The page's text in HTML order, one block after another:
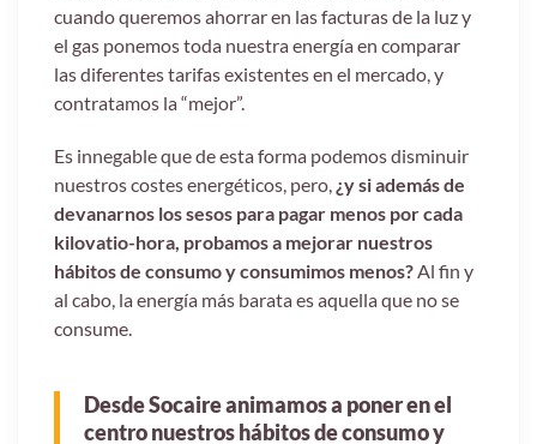
cuando queremos ahorrar en las facturas de la luz y
el gas ponemos toda nuestra energía en comparar
las diferentes tarifas existentes en el mercado, y
contratamos la “mejor”.
Es innegable que de esta forma podemos disminuir
nuestros costes energéticos, pero, ¿y si además de
devanarnos los sesos para pagar menos por cada
kilovatio-hora, probamos a mejorar nuestros
hábitos de consumo y consumimos menos?Al fin y
al cabo, la energía más barata es aquella que no se
consume.
Desde Socaire animamos a poner en el
centro nuestros hábitos de consumo y